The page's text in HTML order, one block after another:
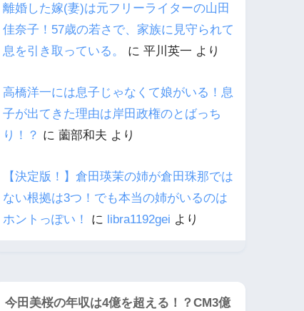
離婚した嫁(妻)は元フリーライターの山田
佳奈子！57歳の若さで、家族に見守られて
息を引き取っている。
に 平川英一 より
高橋洋一には息子じゃなくて娘がいる！息
子が出てきた理由は岸田政権のとばっち
り！？ に 薗部和夫 より
【決定版！】倉田瑛茉の姉が倉田珠那では
ない根拠は3つ！でも本当の姉がいるのは
ホントっぽい！
に libra1192gei より
今田美桜の年収は4億を超える！？CM3億